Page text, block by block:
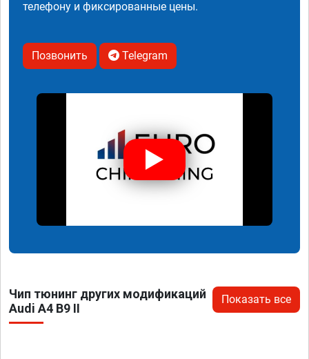
телефону и фиксированные цены.
Позвонить Telegram
Чип тюнинг других модификаций
Audi A4 B9 II
Показать все